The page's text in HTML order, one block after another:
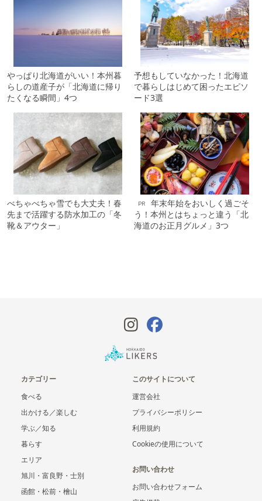
やっぱり北海道がいい！本州暮
らしの道産子が「北海道に帰り
たくなる瞬間」4つ
予想もしていなかった！北海道
で暮らしはじめて困ったエピソ
ード3選
べちゃべちゃ雪でも大丈夫！春
先まで活躍する防水加工の「冬
靴＆アウター」
PR
年末年始をおいしく過ごそ
う！本州とはちょっと違う「北
海道のお正月グルメ」3つ
カテゴリー
食べる
出かける／楽しむ
学ぶ／知る
暮らす
エリア
旭川・富良野・士別
函館・松前・檜山
このサイトについて
運営会社
プライバシーポリシー
利用規約
Cookieの使用について
お問い合わせ
お問い合わせフォーム